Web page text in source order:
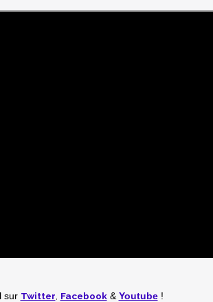
sur Twitter Facebook& Youtube!